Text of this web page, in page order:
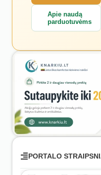
Apie naudą
parduotuvėms
PORTALO